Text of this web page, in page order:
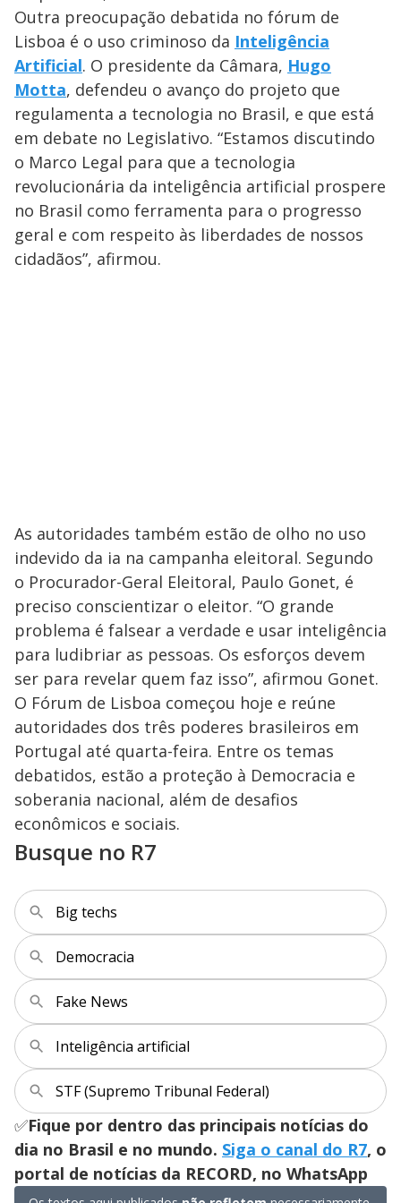
Outra preocupação debatida no fórum de
Lisboa é o uso criminoso da Inteligência
Artificial. O presidente da Câmara, Hugo
Motta, defendeu o avanço do projeto que
regulamenta a tecnologia no Brasil, e que está
em debate no Legislativo. “Estamos discutindo
o Marco Legal para que a tecnologia
revolucionária da inteligência artificial prospere
no Brasil como ferramenta para o progresso
geral e com respeito às liberdades de nossos
cidadãos”, afirmou.
As autoridades também estão de olho no uso
indevido da ia na campanha eleitoral. Segundo
o Procurador-Geral Eleitoral, Paulo Gonet, é
preciso conscientizar o eleitor. “O grande
problema é falsear a verdade e usar inteligência
para ludibriar as pessoas. Os esforços devem
ser para revelar quem faz isso”, afirmou Gonet.
O Fórum de Lisboa começou hoje e reúne
autoridades dos três poderes brasileiros em
Portugal até quarta-feira. Entre os temas
debatidos, estão a proteção à Democracia e
soberania nacional, além de desafios
econômicos e sociais.
Busque no R7
Big techs
Democracia
Fake News
Inteligência artificial
STF (Supremo Tribunal Federal)
✅Fique por dentro das principais notícias do
dia no Brasil e no mundo. Siga o canal do R7, o
portal de notícias da RECORD, no WhatsApp